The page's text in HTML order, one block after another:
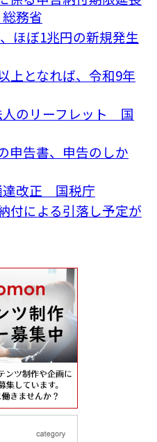
務省
ほぼ1兆円の新規発生
上となれば、令和9年
人のリーフレット 国
申告書、申告のしか
達改正 国税庁
付による引落し予定が